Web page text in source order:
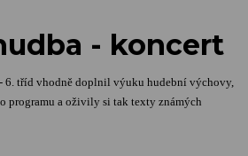
- koncert
6. tříd vhodně doplnil výuku hudební výchovy,
programu a oživily si tak texty známých